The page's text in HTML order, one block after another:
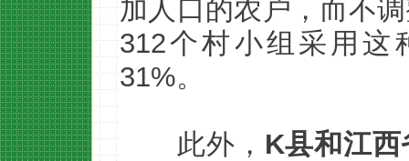
加人口的农户，而不
312个村小组采用这
31%。
此外， K县和江